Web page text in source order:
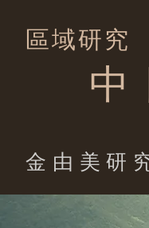
區域研究
中
金由美研